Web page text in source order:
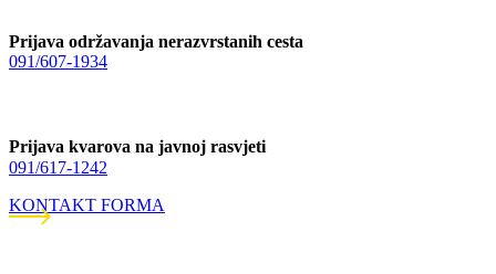
Prijava održavanja nerazvrstanih cesta
091/607-1934
Prijava kvarova na javnoj rasvjeti
091/617-1242
KONTAKT FORMA